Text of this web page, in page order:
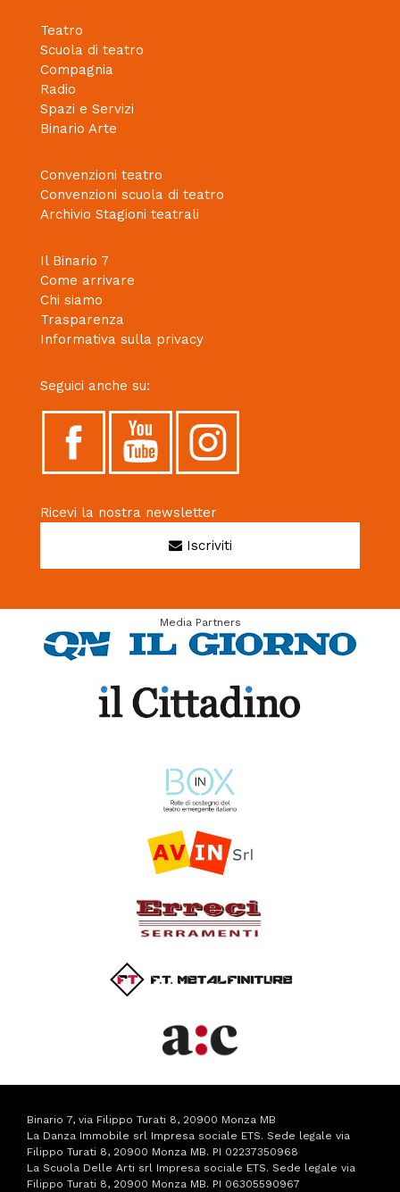
Teatro
Scuola di teatro
Compagnia
Radio
Spazi e Servizi
Binario Arte
Convenzioni teatro
Convenzioni scuola di teatro
Archivio Stagioni teatrali
Il Binario 7
Come arrivare
Chi siamo
Trasparenza
Informativa sulla privacy
Seguici anche su:
Ricevi la nostra newsletter
Iscriviti
Media Partners
Binario 7, via Filippo Turati 8, 20900 Monza MB
La Danza Immobile srl Impresa sociale ETS. Sede legale via
Filippo Turati 8, 20900 Monza MB. PI 02237350968
La Scuola Delle Arti srl Impresa sociale ETS. Sede legale via
Filippo Turati 8, 20900 Monza MB. PI 06305590967